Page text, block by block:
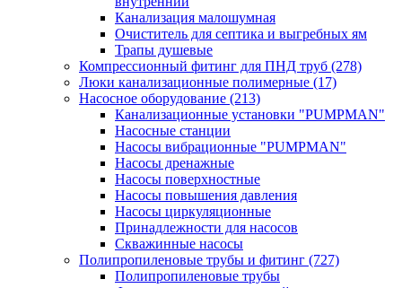
Канализация малошумная
Очиститель для септика и выгребных ям
Трапы душевые
Компрессионный фитинг для ПНД труб (278)
Люки канализационные полимерные (17)
Насосное оборудование (213)
Канализационные установки "PUMPMAN"
Насосные станции
Насосы вибрационные "PUMPMAN"
Насосы дренажные
Насосы поверхностные
Насосы повышения давления
Насосы циркуляционные
Принадлежности для насосов
Скважинные насосы
Полипропиленовые трубы и фитинг (727)
Полипропиленовые трубы